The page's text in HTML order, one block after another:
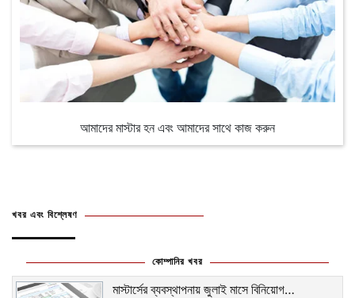
আমাদের মাস্টার হন এবং আমাদের সাথে কাজ করুন
খবর এবং বিশ্লেষণ
কোম্পানির খবর
মাস্টার্সের ব্যবস্থাপনায় জুলাই মাসে বিনিয়োগ…